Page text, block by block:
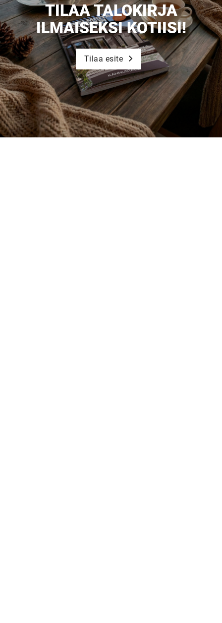
TILAA TALOKIRJA
ILMAISEKSI KOTIISI!
Tilaa esite
UUSI